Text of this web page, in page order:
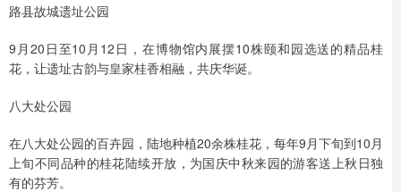
路县故城遗址公园
9月20日至10月12日，在博物馆内展摆10株颐和园选送的精品桂
花，让遗址古韵与皇家桂香相融，共庆华诞。
八大处公园
在八大处公园的百卉园，陆地种植20余株桂花，每年9月下旬到10月
上旬不同品种的桂花陆续开放，为国庆中秋来园的游客送上秋日独
有的芬芳。